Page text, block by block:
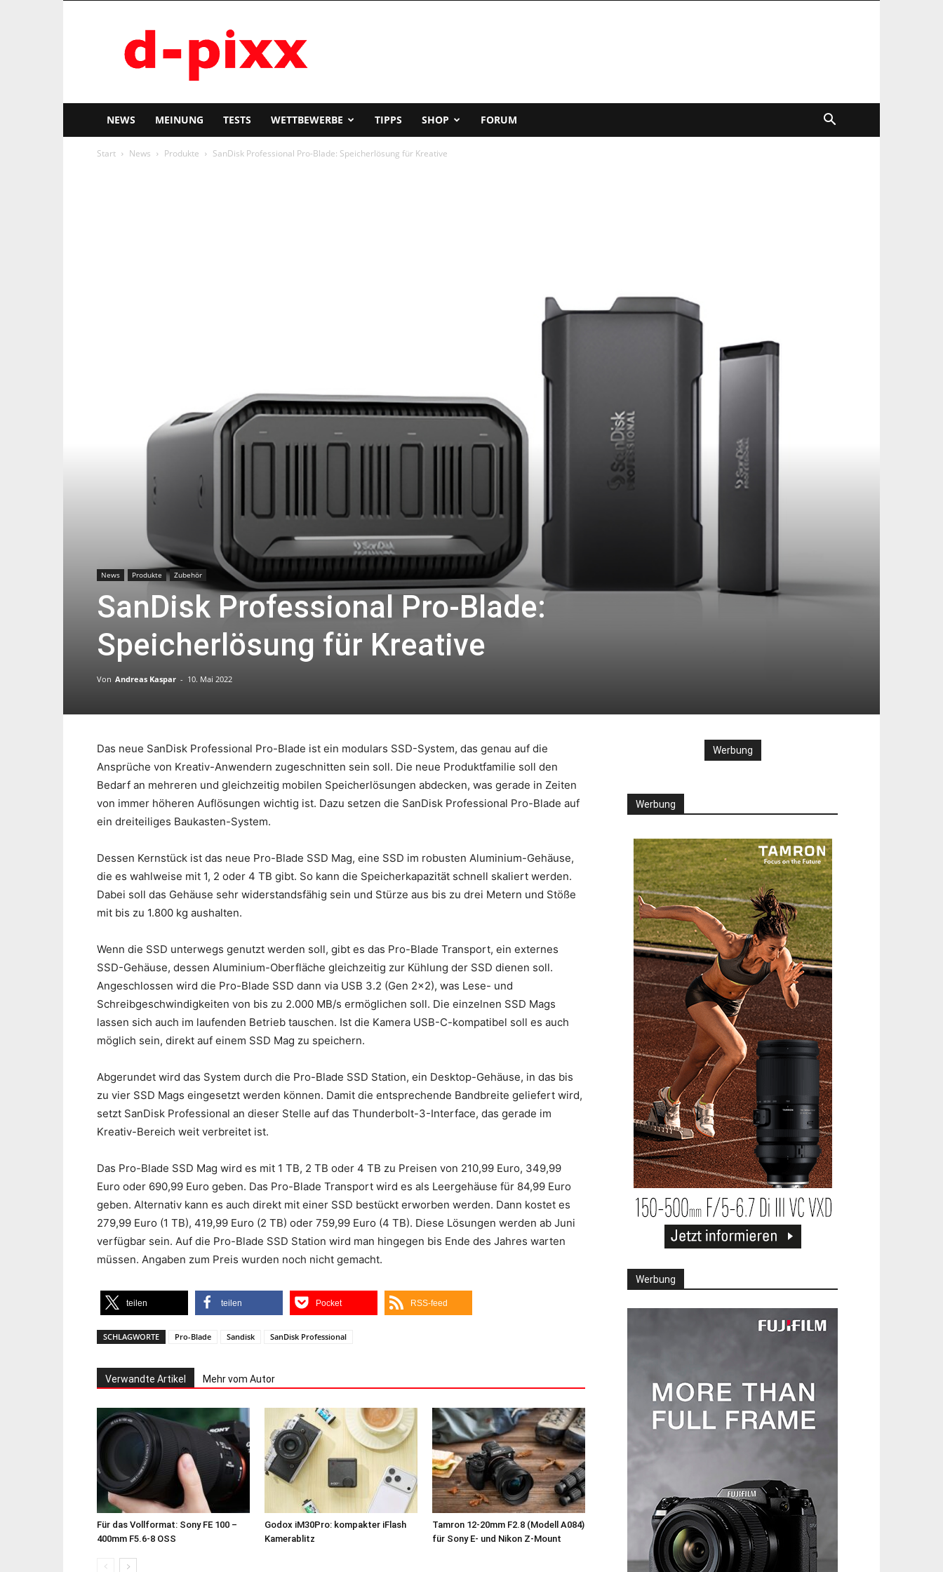
pixx
NEWS MEINUNG TESTS WETTBEWERBE TIPPS SHOP FORUM
Start News Produkte SanDisk Professional Pro-Blade: Speicherlösung für Kreative
News Produkte Zubehör
SanDisk Professional Pro-Blade:
Speicherlösung für Kreative
Von Andreas Kaspar - 10. Mai 2022
Das neue SanDisk Professional Pro-Blade ist ein modulars SSD-System, das genau auf die
Ansprüche von Kreativ-Anwendern zugeschnitten sein soll. Die neue Produktfamilie soll den
Bedarf an mehreren und gleichzeitig mobilen Speicherlösungen abdecken, was gerade in Zeiten
von immer höheren Auflösungen wichtig ist. Dazu setzen die SanDisk Professional Pro-Blade auf
ein dreiteiliges Baukasten-System.
Dessen Kernstück ist das neue Pro-Blade SSD Mag, eine SSD im robusten Aluminium-Gehäuse,
die es wahlweise mit 1, 2 oder 4 TB gibt. So kann die Speicherkapazität schnell skaliert werden.
Dabei soll das Gehäuse sehr widerstandsfähig sein und Stürze aus bis zu drei Metern und Stöße
mit bis zu 1.800 kg aushalten.
Wenn die SSD unterwegs genutzt werden soll, gibt es das Pro-Blade Transport, ein externes
SSD-Gehäuse, dessen Aluminium-Oberfläche gleichzeitig zur Kühlung der SSD dienen soll.
Angeschlossen wird die Pro-Blade SSD dann via USB 3.2 (Gen 2×2), was Lese- und
Schreibgeschwindigkeiten von bis zu 2.000 MB/s ermöglichen soll. Die einzelnen SSD Mags
lassen sich auch im laufenden Betrieb tauschen. Ist die Kamera USB-C-kompatibel soll es auch
möglich sein, direkt auf einem SSD Mag zu speichern.
Abgerundet wird das System durch die Pro-Blade SSD Station, ein Desktop-Gehäuse, in das bis
zu vier SSD Mags eingesetzt werden können. Damit die entsprechende Bandbreite geliefert wird,
setzt SanDisk Professional an dieser Stelle auf das Thunderbolt-3-Interface, das gerade im
Kreativ-Bereich weit verbreitet ist.
Das Pro-Blade SSD Mag wird es mit 1 TB, 2 TB oder 4 TB zu Preisen von 210,99 Euro, 349,99
Euro oder 690,99 Euro geben. Das Pro-Blade Transport wird es als Leergehäuse für 84,99 Euro
geben. Alternativ kann es auch direkt mit einer SSD bestückt erworben werden. Dann kostet es
279,99 Euro (1 TB), 419,99 Euro (2 TB) oder 759,99 Euro (4 TB). Diese Lösungen werden ab Juni
verfügbar sein. Auf die Pro-Blade SSD Station wird man hingegen bis Ende des Jahres warten
müssen. Angaben zum Preis wurden noch nicht gemacht.
teilen teilen Pocket RSS-feed
SCHLAGWORTE Pro-Blade Sandisk SanDisk Professional
Verwandte Artikel Mehr vom Autor
Für das Vollformat: Sony FE 100 –
400mm F5.6-8 OSS
Godox iM30Pro: kompakter iFlash
Kamerablitz
Tamron 12-20mm F2.8 (Modell A084)
für Sony E- und Nikon Z-Mount
Werbung
Werbung
Werbung